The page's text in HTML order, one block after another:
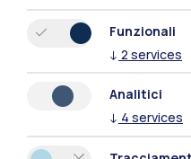
Xi'an
Naviga il sito
Funzionali
↓ 2 services
Analitici
↓ 4 services